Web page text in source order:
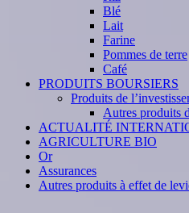
Blé
Lait
Farine
Pommes de terre
Café
PRODUITS BOURSIERS
Produits de
Autres produits
ACTUALITÉ
AGRICULTURE BIO
Or
Assurances
Autres produits à effet de